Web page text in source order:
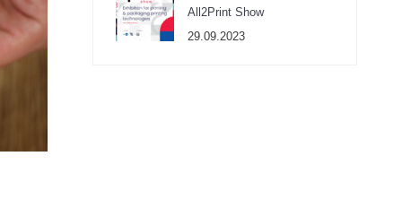
All2Print Show
29.09.2023